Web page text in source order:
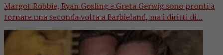
Margot Robbie, Ryan Gosling e Greta Gerwig sono pronti a
tornare una seconda volta a Barbieland, ma i diritti di...